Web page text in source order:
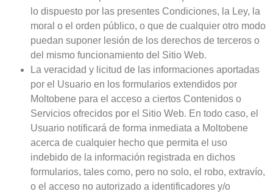
lo dispuesto por las presentes Condiciones, la Ley, la
moral o el orden público, o que de cualquier otro modo
puedan suponer lesión de los derechos de terceros o
del mismo funcionamiento del Sitio Web.
La veracidad y licitud de las informaciones aportadas
por el Usuario en los formularios extendidos por
Moltobene para el acceso a ciertos Contenidos o
Servicios ofrecidos por el Sitio Web. En todo caso, el
Usuario notificará de forma inmediata a Moltobene
acerca de cualquier hecho que permita el uso
indebido de la información registrada en dichos
formularios, tales como, pero no solo, el robo, extravío,
o el acceso no autorizado a identificadores y/o